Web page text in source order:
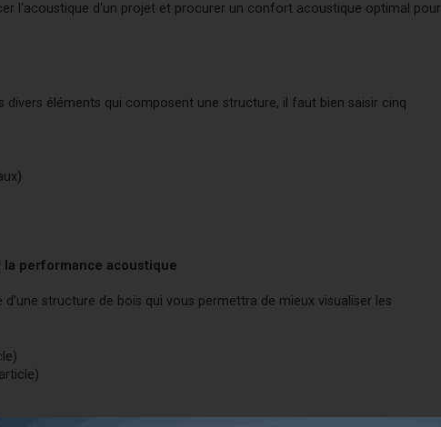
l'acoustique d'un projet et procurer un confort acoustique optimal pour
éléments qui composent une structure, il faut bien saisir cinq
performance acoustique
structure de bois qui vous permettra de mieux visualiser les